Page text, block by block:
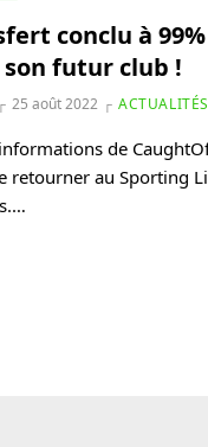
conclu à
futur club !
25 août 2022 ACTUALITÉS
de
retourner au Sporting